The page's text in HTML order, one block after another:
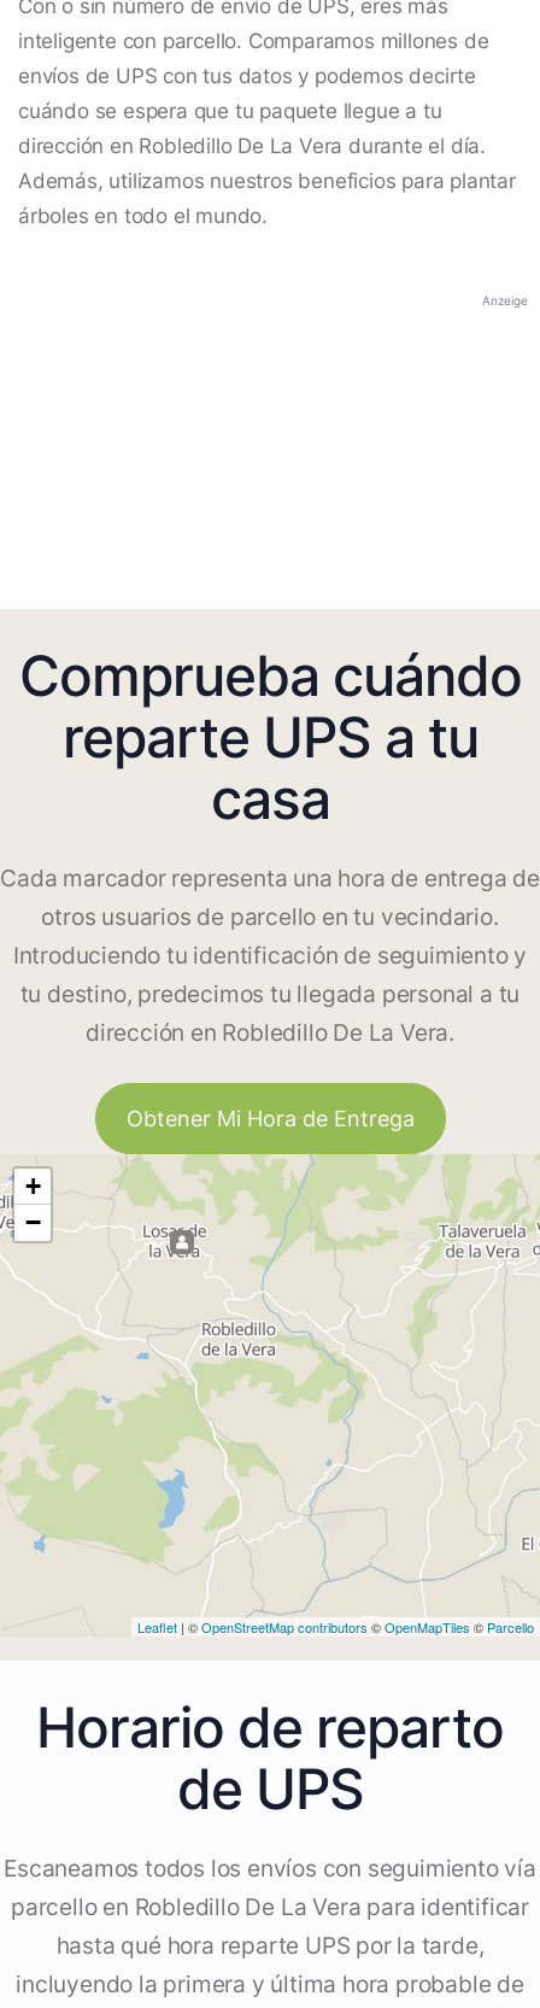
Con o sin número de envío de UPS, eres más
inteligente con parcello. Comparamos millones de
envíos de UPS con tus datos y podemos decirte
cuándo se espera que tu paquete llegue a tu
dirección en Robledillo De La Vera durante el día.
Además, utilizamos nuestros beneficios para plantar
árboles en todo el mundo.
Anzeige
Comprueba cuándo
reparte UPS a tu
casa
Cada marcador representa una hora de entrega de
otros usuarios de parcello en tu vecindario.
Introduciendo tu identificación de seguimiento y
tu destino, predecimos tu llegada personal a tu
dirección en Robledillo De La Vera.
Obtener Mi Hora de Entrega
+
−
Leaflet | ©OpenStreetMap contributors ©OpenMapTiles © Parcello
Horario de reparto
de UPS
Escaneamos todos los envíos con seguimiento vía
parcello en Robledillo De La Vera para identificar
hasta qué hora reparte UPS por la tarde,
incluyendo la primera y última hora probable de